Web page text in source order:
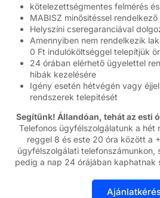
kötelezettségmentes felmérés
MABISZ minősitéssel
Helyszíni cseregaranciával
Amennyiben nem rendelkezik
0 Ft indulóköltséggel telepítjük
24 órában elérhető ügyelettel
hibák kezelésére
Igény esetén hétvégén vagy
rendszerek telepitését
Segítünk! Állandóan, tehát az esti
Telefonos ügyfélszolgálatunk a hét
reggel 8 és este 20 óra között a
ügyfélszolgálati telefonszámunkon,
pedig a nap 24 órájában kaphatnak